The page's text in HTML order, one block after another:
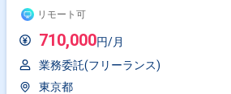
リモート可
710,000円/月
業務委託(フリーランス)
東京都